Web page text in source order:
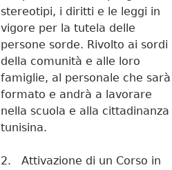
stereotipi, i diritti e le leggi in
vigore per la tutela delle
persone sorde. Rivolto ai sordi
della comunità e alle loro
famiglie, al personale che sarà
formato e andrà a lavorare
nella scuola e alla cittadinanza
tunisina.
2. Attivazione di un Corso in